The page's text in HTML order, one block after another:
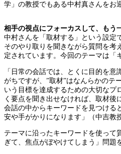
学」の教授でもある中村真さんをお
相手の視点にフォーカスして、もう
中村さんを「取材する」という設定
そのやり取りを聞きながら質問を考
定されています。今回のテーマは「
「日常の会話では、とくに目的を
がちですが、”取材”はなんらかのテ
いう目標を達成するための大切なプ
く要点を聞き出せなければ、取材後
会話の中からキーワードを見つける
安や手がかりになります」（中吉教
テーマに沿ったキーワードを使って
ぎて、焦点がぼやけてしまう」問題